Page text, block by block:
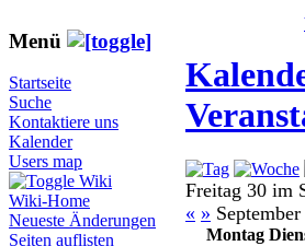
Menü
Startseite
Suche
Kontaktiere uns
Kalender
Users map
Wiki
Wiki-Home
Neueste Änderungen
Seiten auflisten
Freitag 30 im
« »
Montag